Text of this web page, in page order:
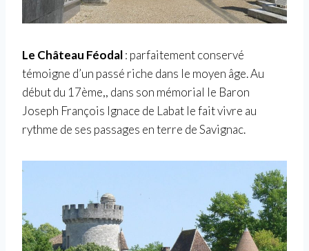
Le Château Féodal: parfaitement conservé
témoigne d’un passé riche dans le moyen âge. Au
début du 17ème,, dans son mémorial le Baron
Joseph François Ignace de Labat le fait vivre au
rythme de ses passages en terre de Savignac.